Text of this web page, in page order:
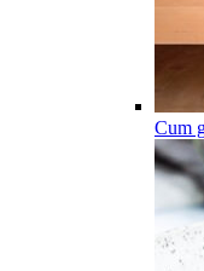
Cum